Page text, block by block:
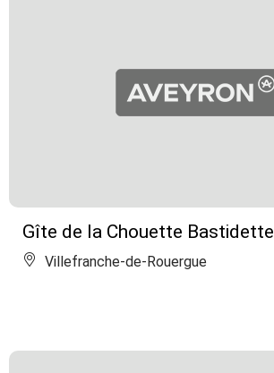
Gîte de la Chouette Bastidette
Villefranche-de-Rouergue